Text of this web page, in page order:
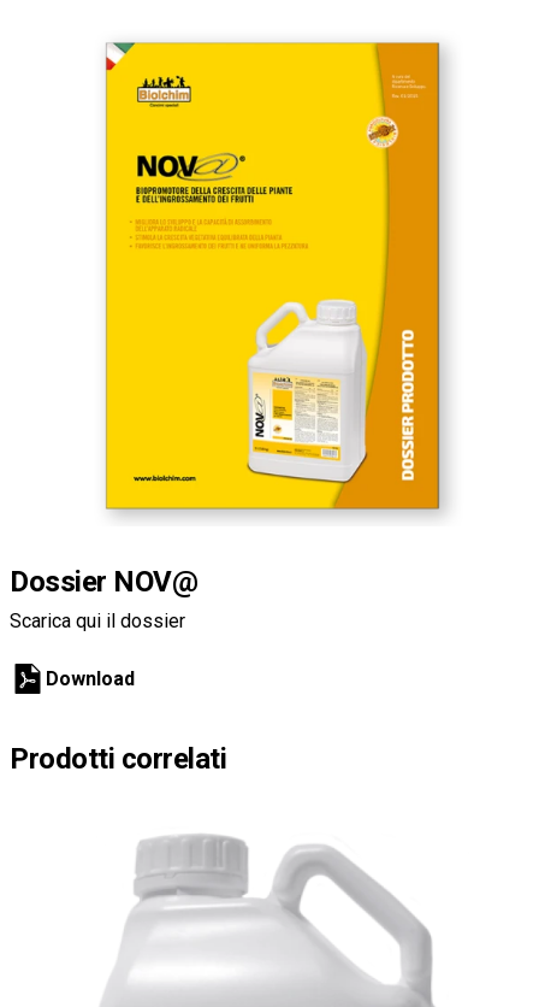
Dossier NOV@
Scarica qui il dossier
Download
Prodotti correlati